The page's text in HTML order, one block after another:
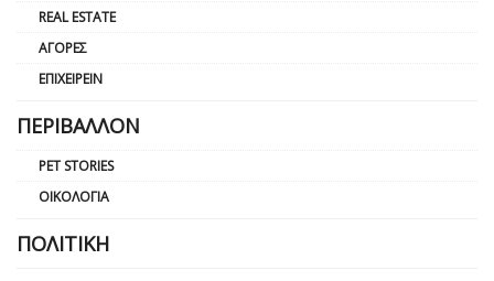
REAL ESTATE
ΑΓΟΡΈΣ
ΕΠΙΧΕΙΡΕΊΝ
ΠΕΡΙΒΆΛΛΟΝ
PET STORIES
ΟΙΚΟΛΟΓΊΑ
ΠΟΛΙΤΙΚΉ